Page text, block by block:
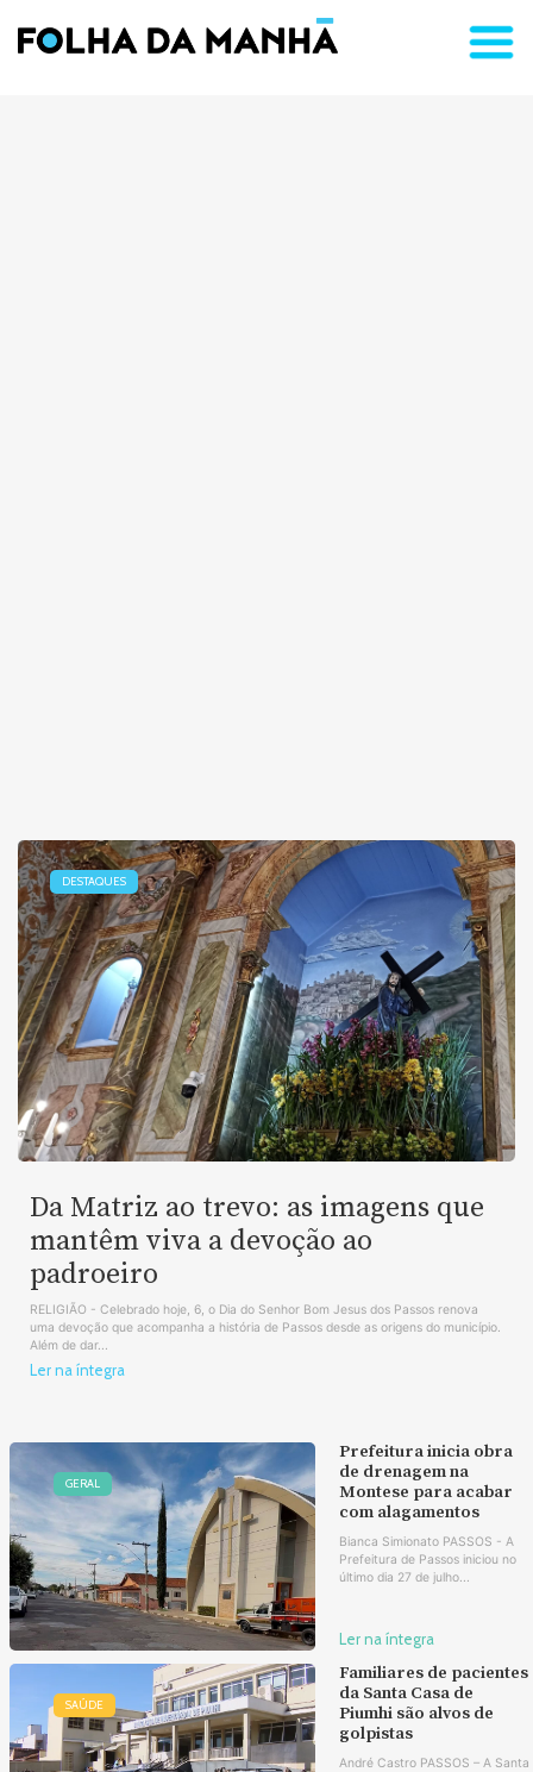
DESTAQUES
Da Matriz ao trevo: as imagens que
mantêm viva a devoção ao
padroeiro
RELIGIÃO - Celebrado hoje, 6, o Dia do Senhor Bom Jesus dos Passos renova
uma devoção que acompanha a história de Passos desde as origens do município.
Além de dar...
Ler na íntegra
GERAL
Prefeitura inicia obra
de drenagem na
Montese para acabar
com alagamentos
Bianca Simionato PASSOS - A
Prefeitura de Passos iniciou no
último dia 27 de julho...
Ler na íntegra
SAÚDE
Familiares de pacientes
da Santa Casa de
Piumhi são alvos de
golpistas
André Castro PASSOS – A Santa